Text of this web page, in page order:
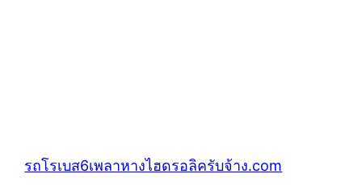
รถโรเบส6เพลาหางไฮดรอลิครับจ้าง.com